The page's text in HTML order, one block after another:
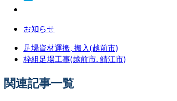
お知らせ
足場資材運搬, 搬入(越前市)
枠組足場工事(越前市. 鯖江市)
関連記事一覧